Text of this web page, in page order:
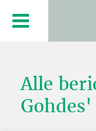
Alle
Gohdes'